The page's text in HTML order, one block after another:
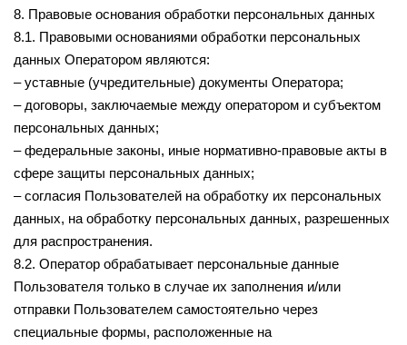
8. Правовые основания обработки персональных данных
8.1. Правовыми основаниями обработки персональных
данных Оператором являются:
– уставные (учредительные) документы Оператора;
– договоры, заключаемые между оператором и субъектом
персональных данных;
– федеральные законы, иные нормативно-правовые акты в
сфере защиты персональных данных;
– согласия Пользователей на обработку их персональных
данных, на обработку персональных данных, разрешенных
для распространения.
8.2. Оператор обрабатывает персональные данные
Пользователя только в случае их заполнения и/или
отправки Пользователем самостоятельно через
специальные формы, расположенные на